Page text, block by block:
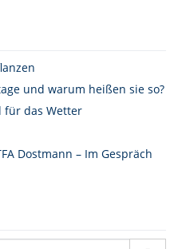
und warum heißen sie so?
für das Wetter
Dostmann – Im Gespräch